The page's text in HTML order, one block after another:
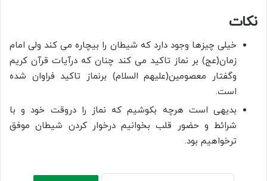
نکات
خیلی چیزها وجود دارد که شیطان را بیچاره می کند ولی امام
زمان(عج) بر نماز تاکید می کند چنان که درآیات قرآن کریم
وگفتار معصومین(علیهم السلام) برنماز تاکید فراوان شده
است.
بدیهی است هرچه بکوشیم که نماز را دروقت خود و با
شرائط و حضور قلب بخوانیم درخوار کردن شیطان موفق
ترخواهیم بود.